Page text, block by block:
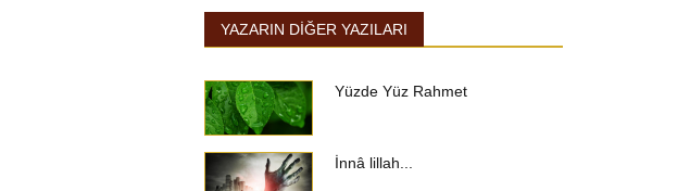
YAZARIN DIĞER YAZILARI
Yüzde Yüz Rahmet
İnnâ lillah...